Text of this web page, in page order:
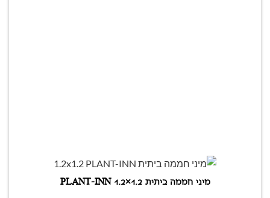
מיני חממה ביתית 1.2×1.2 PLANT-INN